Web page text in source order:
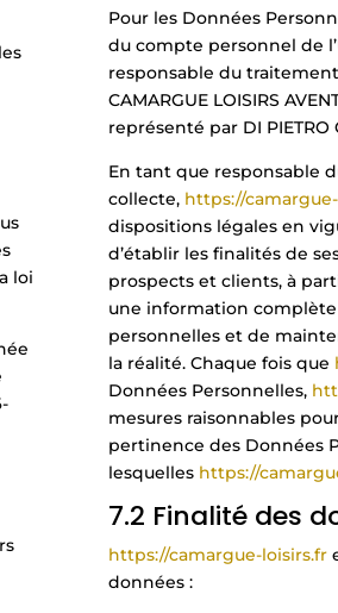
loi
Pour les Données
du compte personnel de
responsable du
CAMARGUE LOISIRS
représenté par DI
En tant que responsable
collecte, https://
dispositions légales en
d’établir les finalités de
prospects et clients, à
une information
personnelles et de
la réalité. Chaque fois que
Données Personnelles,
mesures raisonnables
pertinence des Données
lesquelles https://
7.2 Finalité des
https://camargue-loisirs.fr
données :